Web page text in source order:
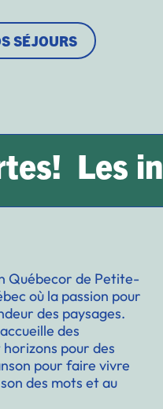
SÉJOURS
Les
Québecor de Petite-
où la passion pour
des paysages.
des
pour des
pour faire vivre
des mots et au